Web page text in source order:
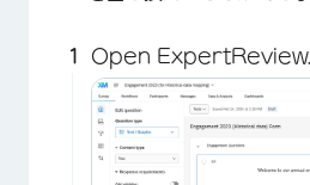
Open ExpertReview.